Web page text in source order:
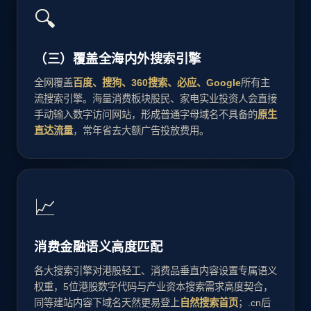
🔍
（三）覆盖全海内外搜索引擎
全网覆盖百度、搜狗、360搜索、必应、Google所有主
流搜索引擎。海量消费板块股民、家电实业投资人会直接
手动输入数字访问网站，形成普通字母域名不具备的原生
直达流量，常年省去大额广告投放费用。
📈
消费金融语义高度匹配
各大搜索引擎对港股轻工、消费品垂直内容设置专属语义
权重，5位港股数字代码与产业资本搜索需求高度契合，
同等建站内容下域名天然更易登上 自然搜索首页；.cn后